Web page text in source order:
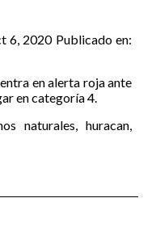
6, 2020 Publicado en:
en alerta roja ante
en categoría 4.
naturales,huracan,